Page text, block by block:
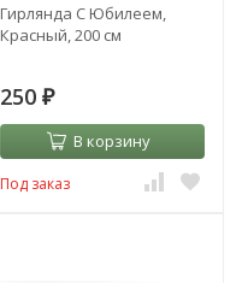
Гирлянда С Юбилеем,
Красный, 200 см
250 ₽
В корзину
Под заказ